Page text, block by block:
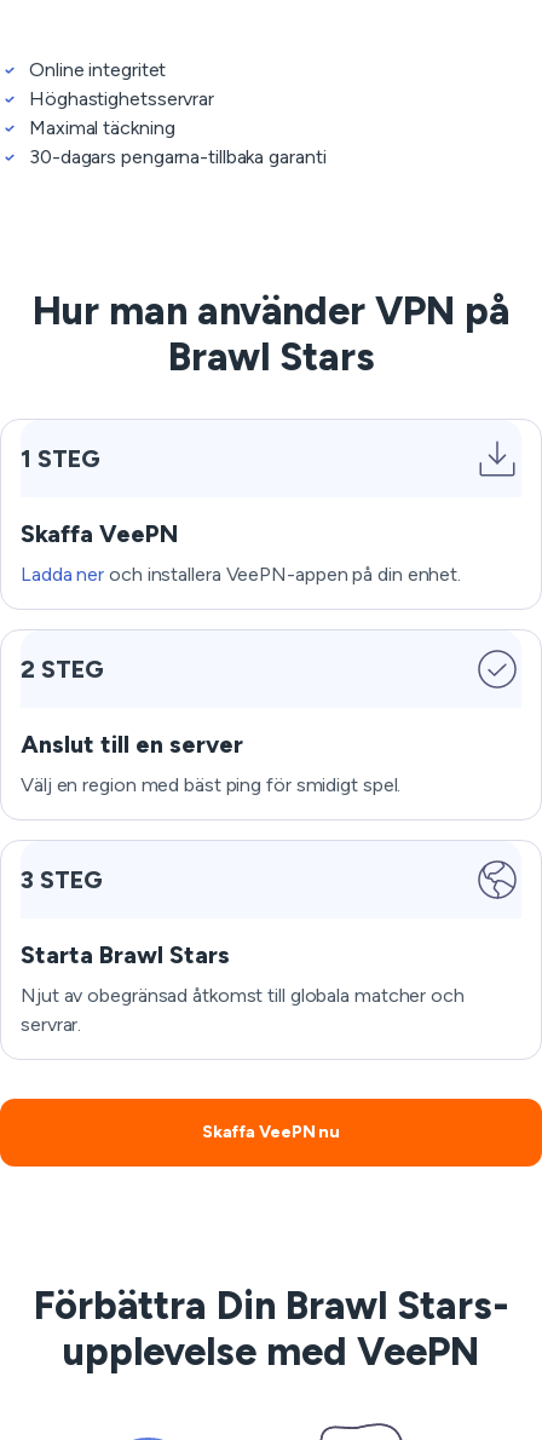
Online integritet
Höghastighetsservrar
Maximal täckning
30-dagars pengarna-tillbaka garanti
Hur man använder VPN på
Brawl Stars
1 STEG
Skaffa VeePN
Ladda ner och installera VeePN-appen på din enhet.
2 STEG
Anslut till en server
Välj en region med bäst ping för smidigt spel.
3 STEG
Starta Brawl Stars
Njut av obegränsad åtkomst till globala matcher och
servrar.
Skaffa VeePN nu
Förbättra Din Brawl Stars-
upplevelse med VeePN